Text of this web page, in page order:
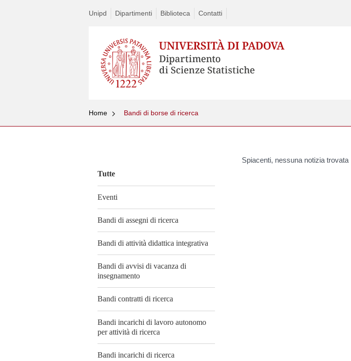
Unipd Dipartimenti Biblioteca Contatti
Home Bandi di borse di ricerca
Tutte
Eventi
Bandi di assegni di ricerca
Bandi di attività didattica integrativa
Bandi di avvisi di vacanza di
insegnamento
Bandi contratti di ricerca
Bandi incarichi di lavoro autonomo
per attività di ricerca
Bandi incarichi di ricerca
Spiacenti, nessuna notizia trovata